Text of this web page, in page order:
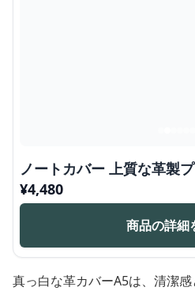
ノートカバー 上質な革製
¥4,480
商品の詳細
真っ白な革カバーA5は、清潔